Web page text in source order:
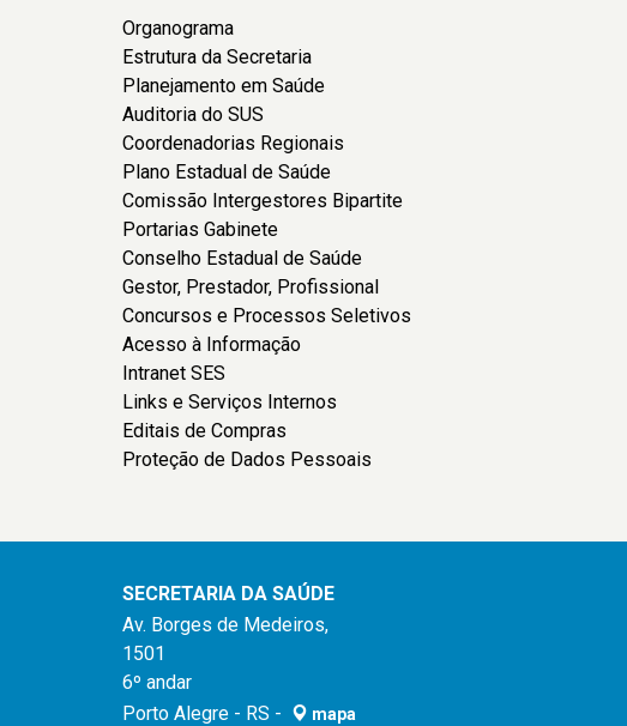
Organograma
Estrutura da Secretaria
Planejamento em Saúde
Auditoria do SUS
Coordenadorias Regionais
Plano Estadual de Saúde
Comissão Intergestores Bipartite
Portarias Gabinete
Conselho Estadual de Saúde
Gestor, Prestador, Profissional
Concursos e Processos Seletivos
Acesso à Informação
Intranet SES
Links e Serviços Internos
Editais de Compras
Proteção de Dados Pessoais
SECRETARIA DA SAÚDE
Av. Borges de Medeiros,
1501
6º andar
Porto Alegre - RS -
mapa